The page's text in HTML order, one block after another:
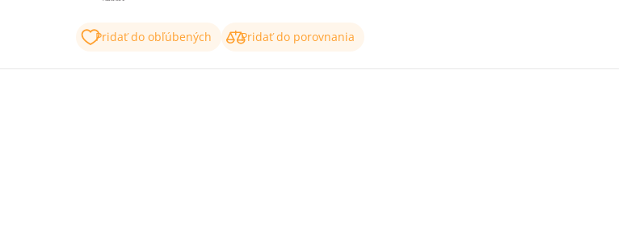
Pridať do obľúbených
Pridať do porovnania